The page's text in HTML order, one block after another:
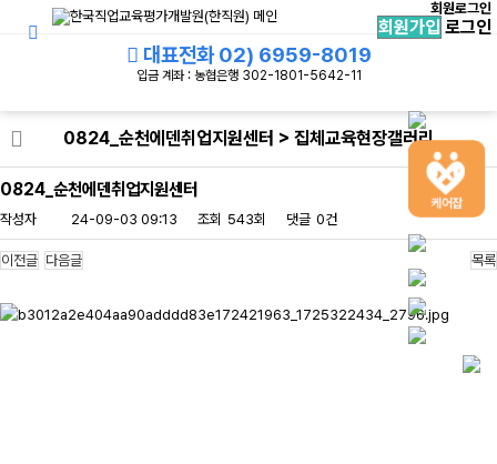
회원로그인
회원가입 로그인
대표전화02) 6959-8019
입금 계좌 : 농협은행 302-1801-5642-11
0824_순천에덴취업지원센터 > 집체교육현장갤러리
집체교육현장갤러리
0824_순천에덴취업지원센터
작성자 24-09-03 09:13 조회 543회 댓글 0건
이전글 다음글 목록